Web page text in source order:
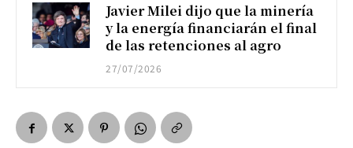
Javier Milei dijo que la minería
y la energía financiarán el final
de las retenciones al agro
27/07/2026